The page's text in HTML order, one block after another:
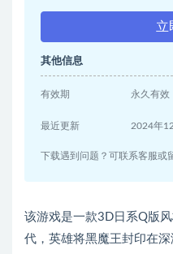
立
其他信息
有效期 永久有效
最近更新 2024年
下载遇到问题？可联系客服或
该游戏是一款3D日系Q版
代，英雄将黑魔王封印在